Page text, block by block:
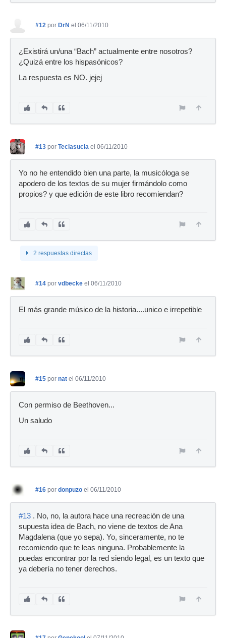
#12 por DrN el 06/11/2010
¿Existirá un/una “Bach” actualmente entre nosotros?
¿Quizá entre los hispasónicos?
La respuesta es NO. jejej
#13 por Teclasucia el 06/11/2010
Yo no he entendido bien una parte, la musicóloga se
apodero de los textos de su mujer firmándolo como
propios? y que edición de este libro recomiendan?
2 respuestas directas
#14 por vdbecke el 06/11/2010
El más grande músico de la historia....unico e irrepetible
#15 por nat el 06/11/2010
Con permiso de Beethoven...
Un saludo
#16 por donpuzo el 06/11/2010
#13 . No, no, la autora hace una recreación de una
supuesta idea de Bach, no viene de textos de Ana
Magdalena (que yo sepa). Yo, sinceramente, no te
recomiendo que te leas ninguna. Probablemente la
puedas encontrar por la red siendo legal, es un texto que
ya debería no tener derechos.